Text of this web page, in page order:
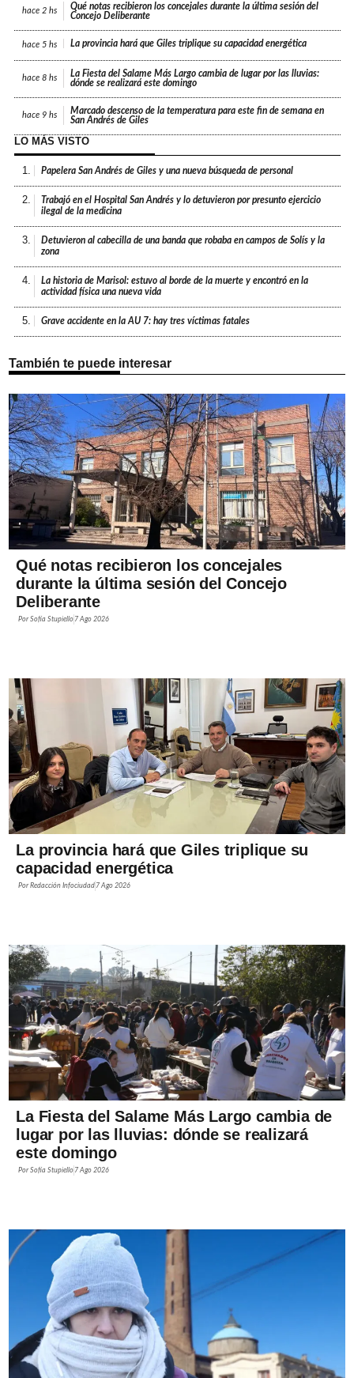
hace 2 hs
Qué notas recibieron los concejales durante la última sesión del
Concejo Deliberante
hace 5 hs La provincia hará que Giles triplique su capacidad energética
hace 8 hs
La Fiesta del Salame Más Largo cambia de lugar por las lluvias:
dónde se realizará este domingo
hace 9 hs
Marcado descenso de la temperatura para este fin de semana en
San Andrés de Giles
LO MÁS VISTO
1. Papelera San Andrés de Giles y una nueva búsqueda de personal
2.
Trabajó en el Hospital San Andrés y lo detuvieron por presunto ejercicio
ilegal de la medicina
3.
Detuvieron al cabecilla de una banda que robaba en campos de Solís y la
zona
4.
La historia de Marisol: estuvo al borde de la muerte y encontró en la
actividad física una nueva vida
5. Grave accidente en la AU 7: hay tres víctimas fatales
También te puede interesar
Qué notas recibieron los concejales
durante la última sesión del Concejo
Deliberante
PorSofía Stupiello 7 Ago 2026
La provincia hará que Giles triplique su
capacidad energética
PorRedacción Infociudad 7 Ago 2026
La Fiesta del Salame Más Largo cambia de
lugar por las lluvias: dónde se realizará
este domingo
PorSofía Stupiello 7 Ago 2026